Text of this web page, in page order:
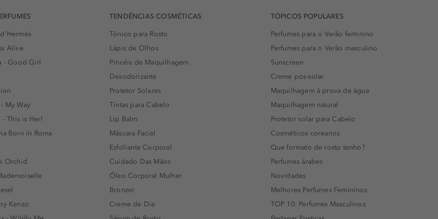
d'Hermés
Alive
- Good Girl
My Way
This is Her!
Born in Roma
Orchid
Kenzo
TENDÊNCIAS COSMÉTICAS
Tónico para Rosto
Lápis de Olhos
Pincéis de Maquilhagem
Desodorizante
Protetor Solares
Tintas para Cabelo
Lip Balm
Máscara Facial
Esfoliante Corporal
Cuidado Das Mãos
Óleo Corporal Mulher
Bronzer
Creme de Dia
TÓPICOS POPULARES
Perfumes para o Verão feminino
Perfumes para o Verão masculino
Sunscreen
Creme pós-solar
Maquilhagem à prova de água
Maquilhagem natural
Protetor solar para Cabelo
Cosméticos coreanos
Que formato de rosto tenho?
Perfumes árabes
Novidades
Melhores Perfumes Femininos
TOP 10: Perfumes Masculinos